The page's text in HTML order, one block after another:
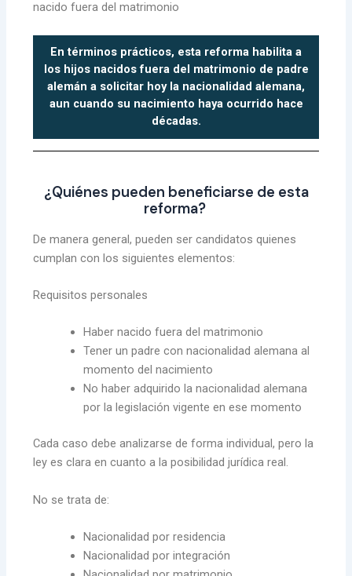
nacido fuera del matrimonio
En términos prácticos, esta reforma habilita a
los hijos nacidos fuera del matrimonio de padre
alemán a solicitar hoy la nacionalidad alemana,
aun cuando su nacimiento haya ocurrido hace
décadas.
¿Quiénes pueden beneficiarse de esta
reforma?
De manera general, pueden ser candidatos quienes
cumplan con los siguientes elementos:
Requisitos personales
Haber nacido fuera del matrimonio
Tener un padre con nacionalidad alemana al
momento del nacimiento
No haber adquirido la nacionalidad alemana
por la legislación vigente en ese momento
Cada caso debe analizarse de forma individual, pero la
ley es clara en cuanto a la posibilidad jurídica real.
No se trata de:
Nacionalidad por residencia
Nacionalidad por integración